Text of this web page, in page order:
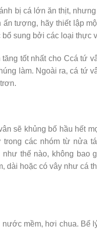
bị cá lớn ăn thịt,
tượng, hãy thiết lập
sung bởi các loại thực
tốt nhất cho Ccá tứ
làm. Ngoài ra, cá tứ
sẽ khủng bố hầu hết
các nhóm từ nửa
thế nào, không bao
dài hoặc có vây như cá
mềm, hơi chua. Bể